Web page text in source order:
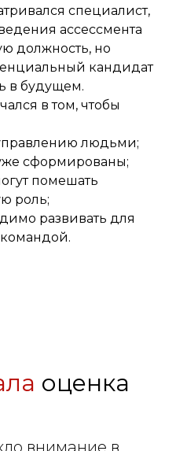
специалист,
ассессмента
должность, но
кандидат
в будущем.
в том, чтобы
людьми;
сформированы;
помешать
роль;
развивать для
оценка
внимание в